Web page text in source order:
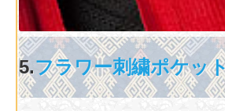
5.フラワー刺繍ポケッ